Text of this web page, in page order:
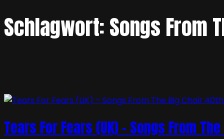
Schlagwort:Songs From
Tears For Fears (UK) – Songs From